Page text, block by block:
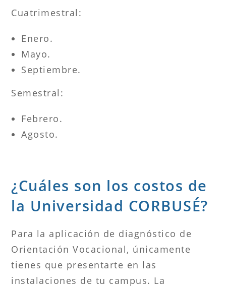
Cuatrimestral:
Enero.
Mayo.
Septiembre.
Semestral:
Febrero.
Agosto.
¿Cuáles son los costos de
la Universidad CORBUSÉ?
Para la aplicación de diagnóstico de
Orientación Vocacional, únicamente
tienes que presentarte en las
instalaciones de tu campus. La